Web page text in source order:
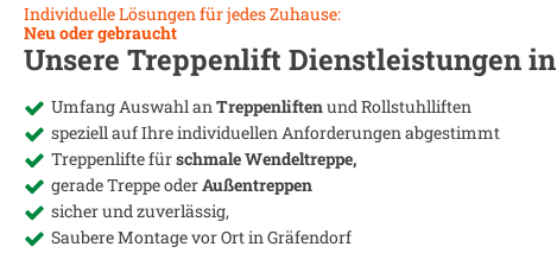
Individuelle Lösungen für jedes Zuhause:
Neu oder gebraucht
Unsere Treppenlift Dienstleistungen in
Umfang Auswahl an Treppenliftenund Rollstuhlliften
speziell auf Ihre individuellen Anforderungen abgestimmt
Treppenlifte fürschmale Wendeltreppe,
gerade Treppe oderAußentreppen
sicher und zuverlässig,
Saubere Montage vor Ort in Gräfendorf